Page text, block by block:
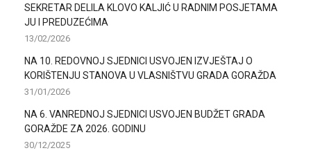
SEKRETAR DELILA KLOVO KALJIĆ U RADNIM POSJETAMA
JU I PREDUZEĆIMA
13/02/2026
NA 10. REDOVNOJ SJEDNICI USVOJEN IZVJEŠTAJ O
KORIŠTENJU STANOVA U VLASNIŠTVU GRADA GORAŽDA
31/01/2026
NA 6. VANREDNOJ SJEDNICI USVOJEN BUDŽET GRADA
GORAŽDE ZA 2026. GODINU
30/12/2025